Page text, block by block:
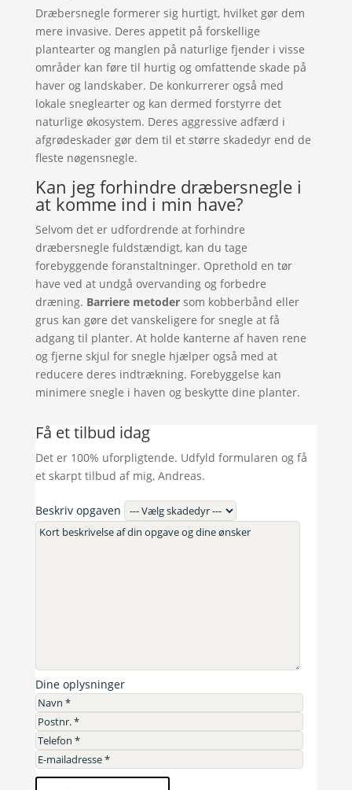
Dræbersnegle formerer sig hurtigt, hvilket gør dem
mere invasive. Deres appetit på forskellige
plantearter og manglen på naturlige fjender i visse
områder kan føre til hurtig og omfattende skade på
haver og landskaber. De konkurrerer også med
lokale sneglearter og kan dermed forstyrre det
naturlige økosystem. Deres aggressive adfærd i
afgrødeskader gør dem til et større skadedyr end de
fleste nøgensnegle.
Kan jeg forhindre dræbersnegle i
at komme ind i min have?
Selvom det er udfordrende at forhindre
dræbersnegle fuldstændigt, kan du tage
forebyggende foranstaltninger. Oprethold en tør
have ved at undgå overvanding og forbedre
dræning. Barriere metodersom kobberbånd eller
grus kan gøre det vanskeligere for snegle at få
adgang til planter. At holde kanterne af haven rene
og fjerne skjul for snegle hjælper også med at
reducere deres indtrækning. Forebyggelse kan
minimere snegle i haven og beskytte dine planter.
Få et tilbud idag
Det er 100% uforpligtende. Udfyld formularen og få
et skarpt tilbud af mig, Andreas.
Beskriv opgaven
Dine oplysninger